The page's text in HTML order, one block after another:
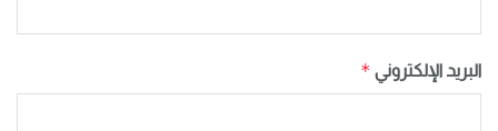
البريد الإلكتروني *